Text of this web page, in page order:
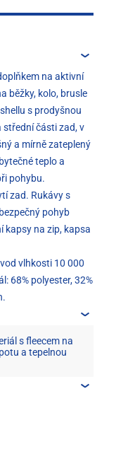
na aktivní
běžky, kolo, brusle
s prodyšnou
části zad, v
a mírně zateplený
teplo a
pohybu.
zad. Rukávy s
pohyb
kapsy na zip, kapsa
vlhkosti 10 000
68% polyester, 32%
s fleecem na
a tepelnou